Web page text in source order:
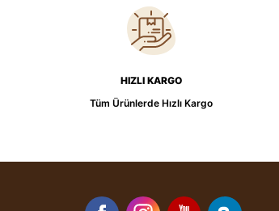
HIZLI KARGO
Tüm Ürünlerde Hızlı Kargo